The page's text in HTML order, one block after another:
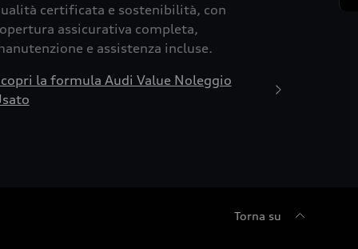
certificata e sostenibilità, con
assicurativa completa,
e assistenza incluse.
la formula Audi Value Noleggio
Torna su